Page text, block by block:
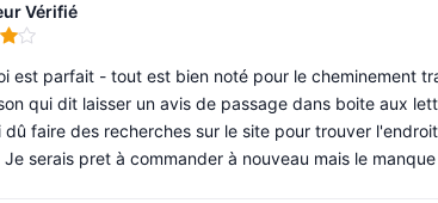
Vérifié
sur 5
est parfait - tout est bien noté pour le cheminement
qui dit laisser un avis de passage dans boite aux
dû faire des recherches sur le site pour trouver
Je serais pret à commander à nouveau mais le